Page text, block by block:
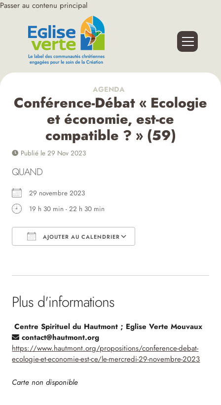
Passer au contenu principal
AGENDA
Conférence-Débat « Ecologie
et économie, est-ce
compatible ? » (59)
Publié le 29 Nov 2023
QUAND
29 novembre 2023
19 h 30 min - 22 h 30 min
AJOUTER AU CALENDRIER
Plus d'informations
Centre Spirituel du Hautmont ; Eglise Verte Mouvaux
contact@hautmont.org
https://www.hautmont.org/propositions/conference-debat-
ecologie-et-economie-est-ce/le-mercredi-29-novembre-2023
Carte non disponible